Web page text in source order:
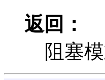
返回：
阻塞